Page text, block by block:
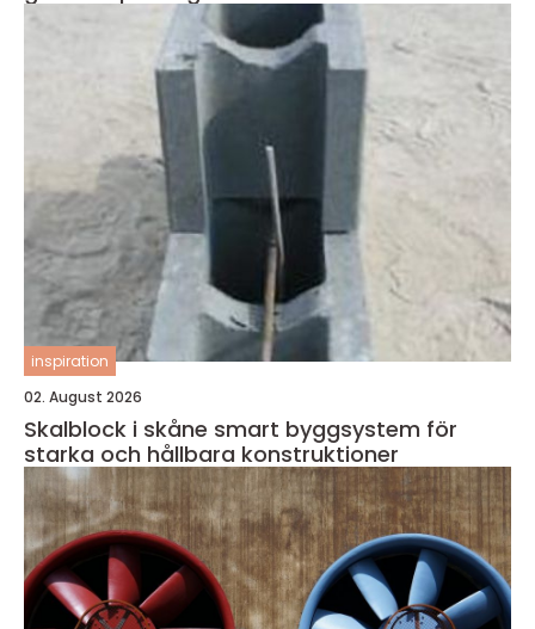
inspiration
02. August 2026
Skalblock i skåne smart byggsystem för
starka och hållbara konstruktioner